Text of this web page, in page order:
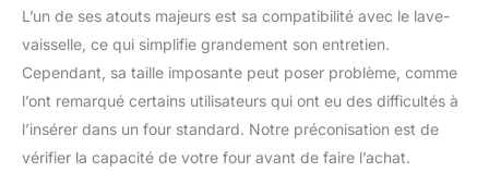
Passe au lave-vaisselle.
L’un de ses atouts majeurs est sa compatibilité avec le lave-
vaisselle, ce qui simplifie grandement son entretien.
Cependant, sa taille imposante peut poser problème, comme
l’ont remarqué certains utilisateurs qui ont eu des difficultés à
l’insérer dans un four standard. Notre préconisation est de
vérifier la capacité de votre four avant de faire l’achat.